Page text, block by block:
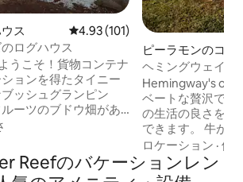
ス レビュー101件、5つ星中4.93つ
4.93 (101)
ログハウス
うこそ！貨物コンテナ
ョンを得たタイニー
ッシュグランピン
ーツのブドウ畑があ
内にあり、バロンバ
しめます。空に開か
完全に囲まれた屋外
ピーラモンのコテ
ヘミングウェイズ
しい田舎の景色。
Hemingway's on
ベートな贅沢です。 丘の上にあり、
の生活の良さを目
できます。 牛が
が頭上を飛んで
ころにあります。 インテリアデザイナー
のFifiによってキ
ロケーション ·価
Reefのバケーションレン